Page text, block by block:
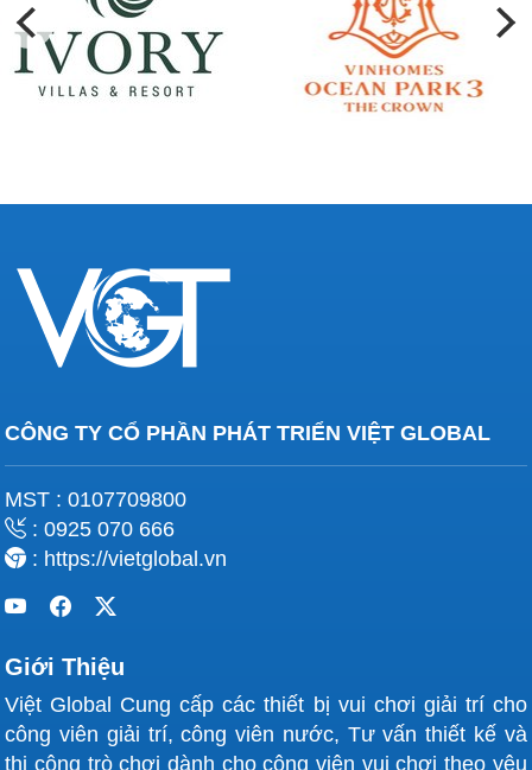
CÔNG TY CỔ PHẦN PHÁT TRIỂN VIỆT GLOBAL
MST : 0107709800
: 0925 070 666
: https://vietglobal.vn
Giới Thiệu
Việt Global Cung cấp các thiết bị vui chơi giải trí cho
công viên giải trí, công viên nước, Tư vấn thiết kế và
thi công trò chơi dành cho công viên vui chơi theo yêu